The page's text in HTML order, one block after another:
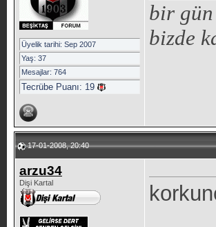
Üyelik tarihi: Sep 2007
Yaş: 37
Mesajlar: 764
Tecrübe Puanı: 19
bir gün
bizde
17-01-2008, 20:40
arzu34
Dişi Kartal